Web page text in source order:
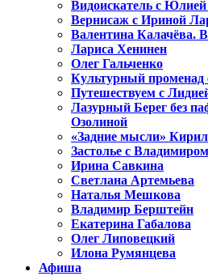
Видоискатель с
Вернисаж с Ириной
Валентина Калачёва.
Лариса Хенинен
Олег Гальченко
Культурный променад
Путешествуем с
Лазурный Берег без
Озолиной
«Задние мысли»
Застолье с
Ирина Савкина
Светлана Артемьева
Наталья Мешкова
Владимир Берштейн
Екатерина Габалова
Олег Липовецкий
Илона Румянцева
Афиша